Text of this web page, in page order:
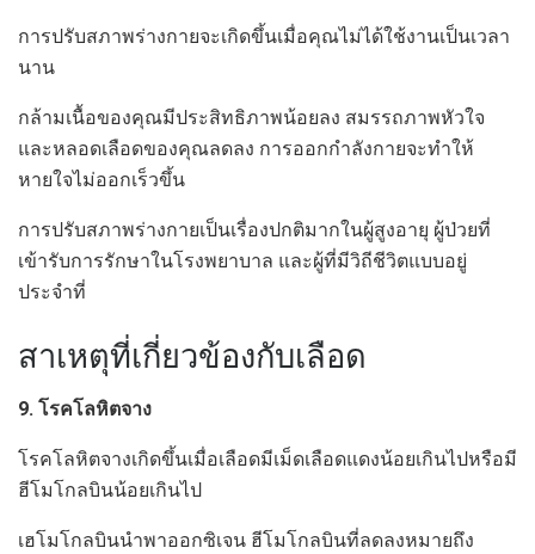
การปรับสภาพร่างกายจะเกิดขึ้นเมื่อคุณไม่ได้ใช้งานเป็นเวลา
นาน
กล้ามเนื้อของคุณมีประสิทธิภาพน้อยลง สมรรถภาพหัวใจ
และหลอดเลือดของคุณลดลง การออกกำลังกายจะทำให้
หายใจไม่ออกเร็วขึ้น
การปรับสภาพร่างกายเป็นเรื่องปกติมากในผู้สูงอายุ ผู้ป่วยที่
เข้ารับการรักษาในโรงพยาบาล และผู้ที่มีวิถีชีวิตแบบอยู่
ประจำที่
สาเหตุที่เกี่ยวข้องกับเลือด
9. โรคโลหิตจาง
โรคโลหิตจางเกิดขึ้นเมื่อเลือดมีเม็ดเลือดแดงน้อยเกินไปหรือมี
ฮีโมโกลบินน้อยเกินไป
เฮโมโกลบินนำพาออกซิเจน ฮีโมโกลบินที่ลดลงหมายถึง